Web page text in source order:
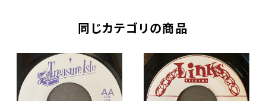
同じカテゴリの商品